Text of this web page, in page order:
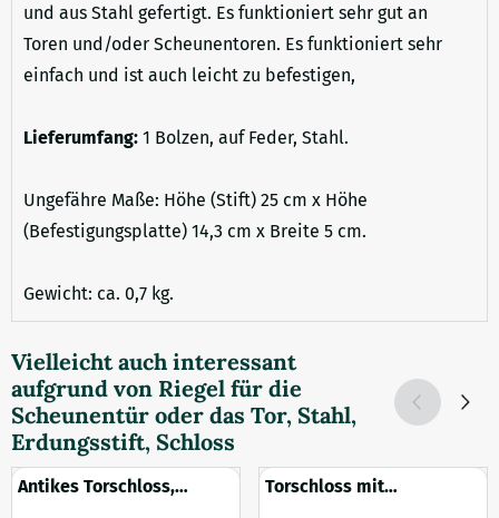
und aus Stahl gefertigt. Es funktioniert sehr gut an
Toren und/oder Scheunentoren. Es funktioniert sehr
einfach und ist auch leicht zu befestigen,
Lieferumfang: 1 Bolzen, auf Feder, Stahl.
Ungefähre Maße: Höhe (Stift) 25 cm x Höhe
(Befestigungsplatte) 14,3 cm x Breite 5 cm.
Gewicht: ca. 0,7 kg.
Vielleicht auch interessant
aufgrund von Riegel für die
Scheunentür oder das Tor, Stahl,
Erdungsstift, Schloss
Antikes Torschloss,
Torschloss mit